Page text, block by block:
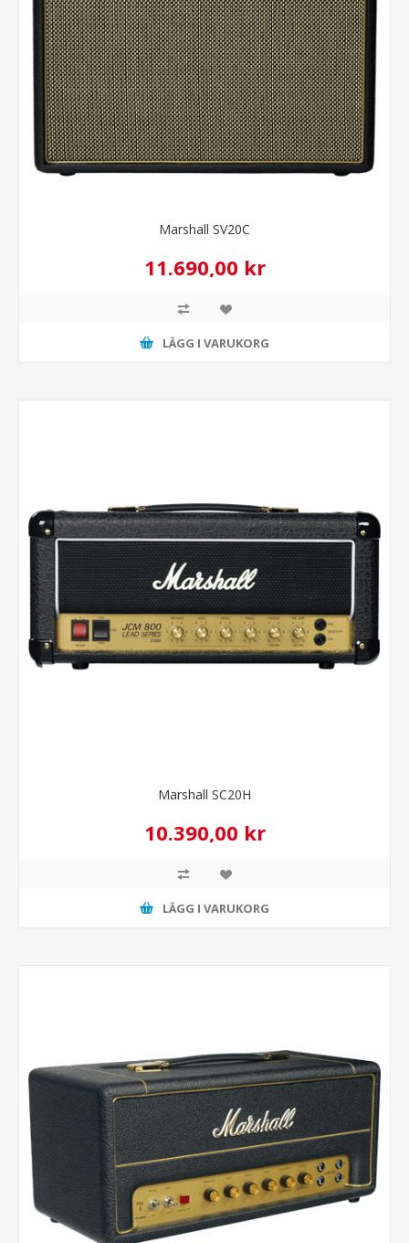
Marshall SV20C
11.690,00 kr
LÄGG I VARUKORG
Marshall SC20H
10.390,00 kr
LÄGG I VARUKORG